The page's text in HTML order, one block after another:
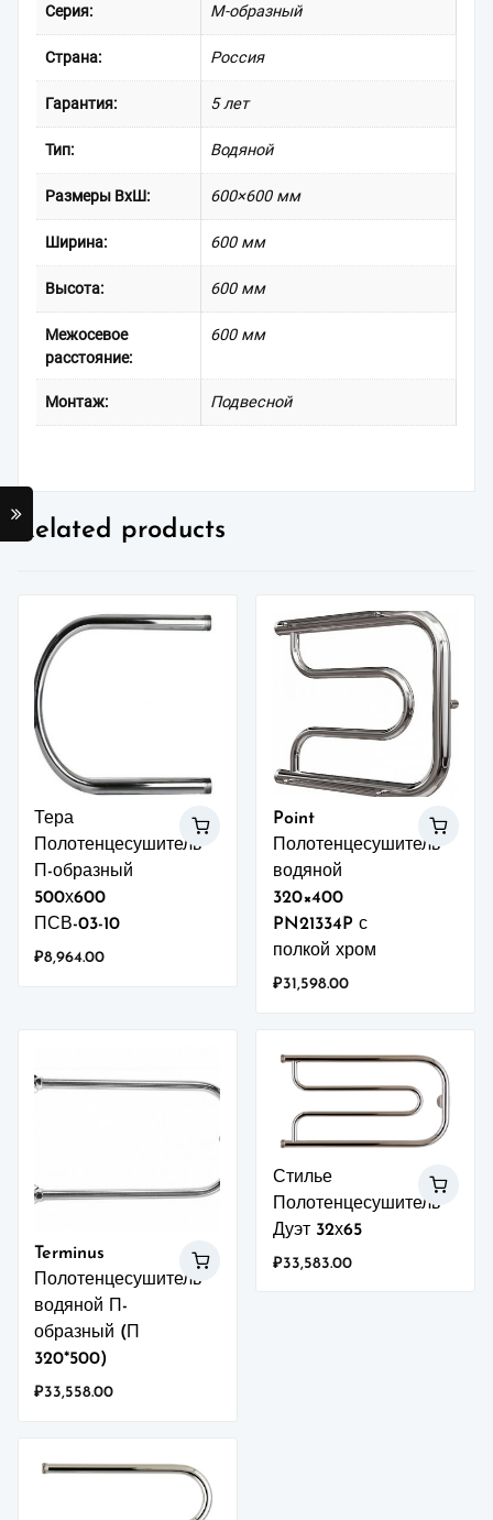
Серия: М-образный
Страна: Россия
Гарантия: 5 лет
Тип: Водяной
Размеры ВxШ: 600×600 мм
Ширина: 600 мм
Высота: 600 мм
Межосевое
расстояние:
600 мм
Монтаж: Подвесной
Related products
Тера
Полотенцесушитель
П-образный
500х600
ПСВ-03-10
₽8,964.00
Point
Полотенцесушитель
водяной
320×400
PN21334P с
полкой хром
₽31,598.00
Terminus
Полотенцесушитель
водяной П-
образный (П
320*500)
₽33,558.00
Стилье
Полотенцесушитель
Дуэт 32х65
₽33,583.00